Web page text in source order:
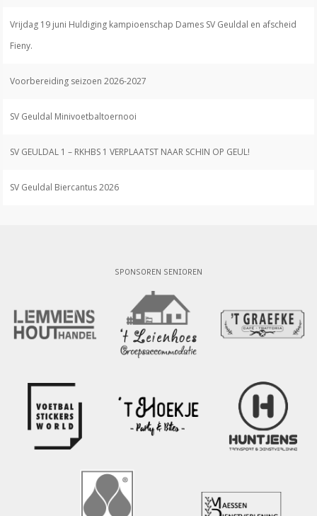
Vrijdag 19 juni Huldiging kampioenschap Dames SV Geuldal en afscheid
Fieny.
Voorbereiding seizoen 2026-2027
SV Geuldal Minivoetbaltoernooi
SV GEULDAL 1 – RKHBS 1 VERPLAATST NAAR SCHIN OP GEUL!
SV Geuldal Biercantus 2026
SPONSOREN SENIOREN